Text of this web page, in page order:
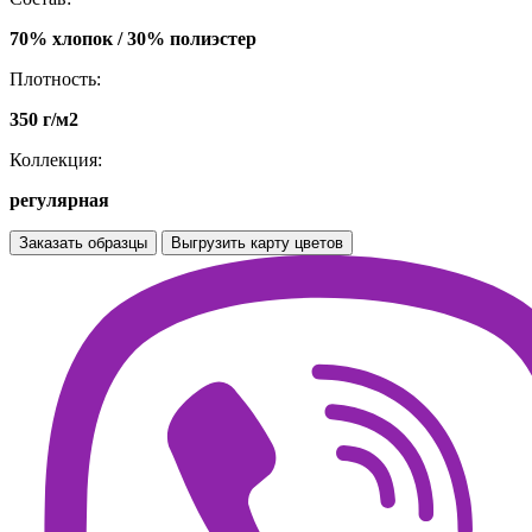
70% хлопок / 30% полиэстер
Плотность:
350 г/м2
Коллекция:
регулярная
Заказать образцы Выгрузить карту цветов